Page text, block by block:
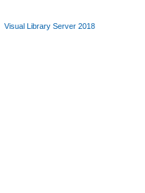
Visual Library Server 2018